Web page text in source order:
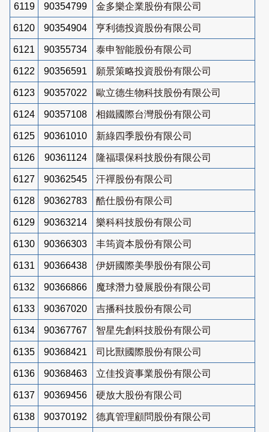
6119 90354799 金多樂企業股份有限公司
6120 90354904 亨利德投資股份有限公司
6121 90355734 泰申智能股份有限公司
6122 90356591 願景策略投資股份有限公司
6123 90357022 歐立德生物科技股份有限公司
6124 90357108 相鐵國際台灣股份有限公司
6125 90361010 新綠四季股份有限公司
6126 90361124 隆福環保科技股份有限公司
6127 90362545 汗禪股份有限公司
6128 90362783 酷仕股份有限公司
6129 90363214 樂科科技股份有限公司
6130 90366303 丰筠資本股份有限公司
6131 90366438 伊妍國際美學股份有限公司
6132 90366866 魔球潛力發展股份有限公司
6133 90367020 吉播科技股份有限公司
6134 90367767 智星先創科技股份有限公司
6135 90368421 司比獸國際股份有限公司
6136 90368463 立佳投資事業股份有限公司
6137 90369456 硬放大股份有限公司
6138 90370192 德真管理顧問股份有限公司